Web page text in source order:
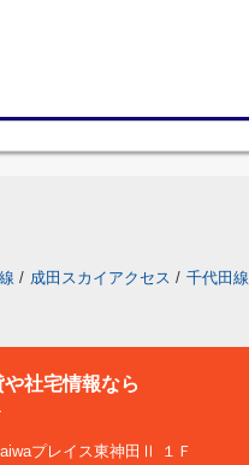
/ 成田スカイアクセス / 千代田線
社宅情報なら
プレイス東神田Ⅱ １Ｆ